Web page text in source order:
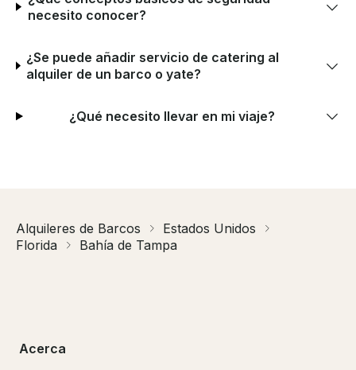
necesito conocer?
¿Se puede añadir servicio de catering al
alquiler de un barco o yate?
¿Qué necesito llevar en mi viaje?
Alquileres de Barcos
Estados Unidos
Florida
Bahía de Tampa
Acerca